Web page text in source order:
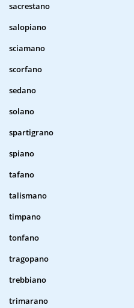
sacrestano
salopiano
sciamano
scorfano
sedano
solano
spartigrano
spiano
tafano
talismano
timpano
tonfano
tragopano
trebbiano
trimarano